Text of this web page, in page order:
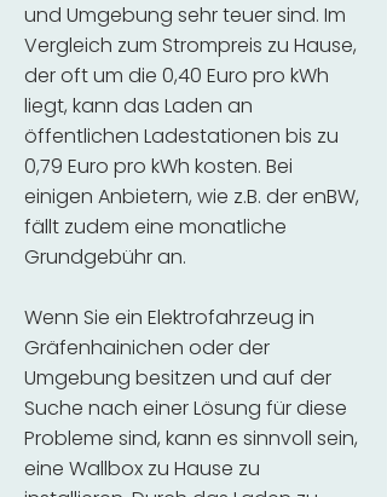
und Umgebung sehr teuer sind. Im
Vergleich zum Strompreis zu Hause,
der oft um die 0,40 Euro pro kWh
liegt, kann das Laden an
öffentlichen Ladestationen bis zu
0,79 Euro pro kWh kosten. Bei
einigen Anbietern, wie z.B. der enBW,
fällt zudem eine monatliche
Grundgebühr an.
Wenn Sie ein Elektrofahrzeug in
Gräfenhainichen oder der
Umgebung besitzen und auf der
Suche nach einer Lösung für diese
Probleme sind, kann es sinnvoll sein,
eine Wallbox zu Hause zu